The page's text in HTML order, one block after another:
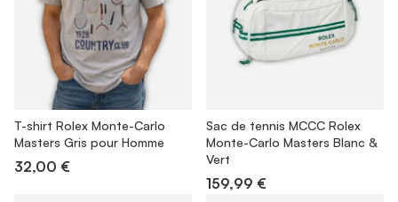
T-shirt Rolex Monte-Carlo
Masters Gris pour Homme
32,00 €
Sac de tennis MCCC Rolex
Monte-Carlo Masters Blanc &
Vert
159,99 €